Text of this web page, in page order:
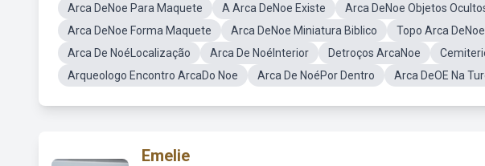
Arca DeNoe Para Maquete
A Arca DeNoe Existe Arca DeNoe Objetos
Arca DeNoe Forma Maquete
Arca DeNoe Miniatura Biblico Topo Arca
Arca De NoéLocalização
Arca De NoéInterior Detroços ArcaNoe
Arqueologo Encontro ArcaDo Noe
Arca De NoéPor Dentro Arca DeOE Na
Emelie